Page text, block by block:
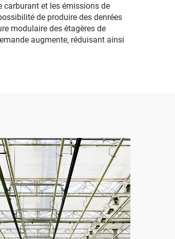
et les émissions de
de produire des denrées
modulaire des étagères de
augmente, réduisant ainsi